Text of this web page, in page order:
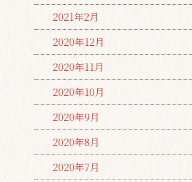
2021年2月
2020年12月
2020年11月
2020年10月
2020年9月
2020年8月
2020年7月